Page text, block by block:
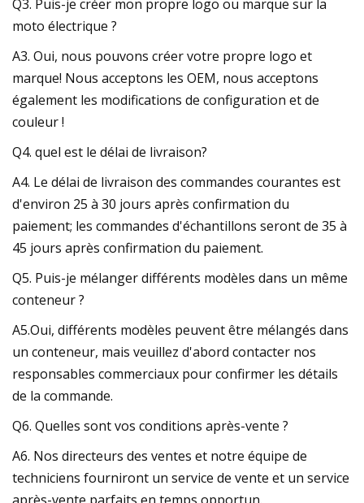
Q3. Puis-je créer mon propre logo ou marque sur la
moto électrique ?
A3. Oui, nous pouvons créer votre propre logo et
marque! Nous acceptons les OEM, nous acceptons
également les modifications de configuration et de
couleur !
Q4. quel est le délai de livraison?
A4. Le délai de livraison des commandes courantes est
d'environ 25 à 30 jours après confirmation du
paiement; les commandes d'échantillons seront de 35 à
45 jours après confirmation du paiement.
Q5. Puis-je mélanger différents modèles dans un même
conteneur ?
A5.Oui, différents modèles peuvent être mélangés dans
un conteneur, mais veuillez d'abord contacter nos
responsables commerciaux pour confirmer les détails
de la commande.
Q6. Quelles sont vos conditions après-vente ?
A6. Nos directeurs des ventes et notre équipe de
techniciens fourniront un service de vente et un service